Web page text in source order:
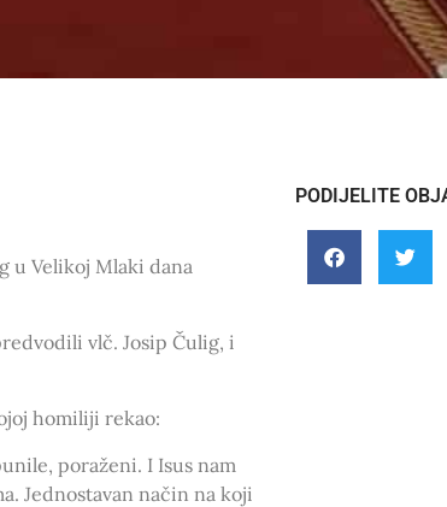
u Velikoj Mlaki dana
vlč. Josip Čulig, i
homiliji rekao:
poraženi. I Isus nam
Jednostavan način na koji
PODIJELITE